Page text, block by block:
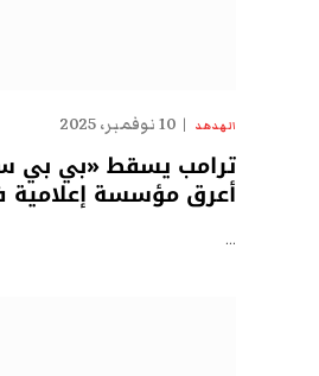
الهدهد 10 نوفمبر، 2025
ترامب يسقط «بي بي
أعرق مؤسسة إعلامية
…